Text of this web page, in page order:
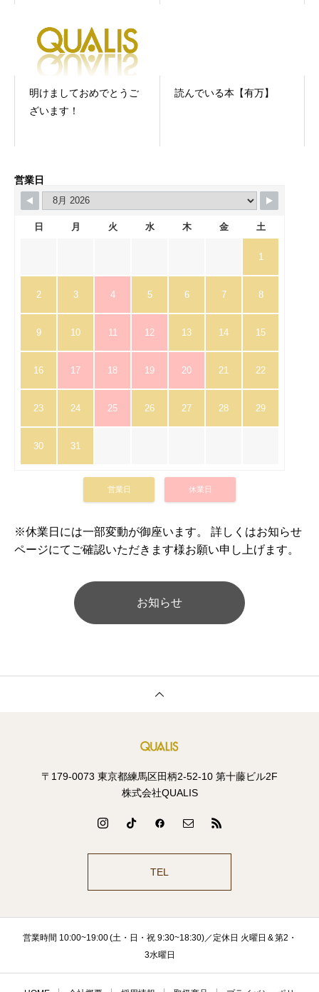
明けましておめでとうご
ざいます！
読んでいる本【有万】
営業日
日 月 火 水 木 金 土
1
2 3 4 5 6 7 8
9 10 11 12 13 14 15
16 17 18 19 20 21 22
23 24 25 26 27 28 29
30 31
営業日 休業日
※休業日には一部変動が御座います。 詳しくはお知らせ
ページにてご確認いただきます様お願い申し上げます。
お知らせ
〒179-0073 東京都練馬区田柄2-52-10 第十藤ビル2F
株式会社QUALIS
TEL
営業時間 10:00~19:00 (土・日・祝 9:30~18:30)／定休日 火曜日 & 第2・
3水曜日